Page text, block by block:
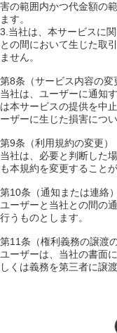
害の範囲内かつ代金額の
ます。
3.当社は、本サービスに
との間において生じた取
ません。
第8条（サービス内容の変
当社は、ユーザーに通知
は本サービスの提供を中
ーザーに生じた損害につ
第9条（利用規約の変更）
当社は、必要と判断した
も本規約を変更すること
第10条（通知または連絡）
ユーザーと当社との間の
行うものとします。
第11条（権利義務の譲渡の
ユーザーは、当社の書面
しくは義務を第三者に譲